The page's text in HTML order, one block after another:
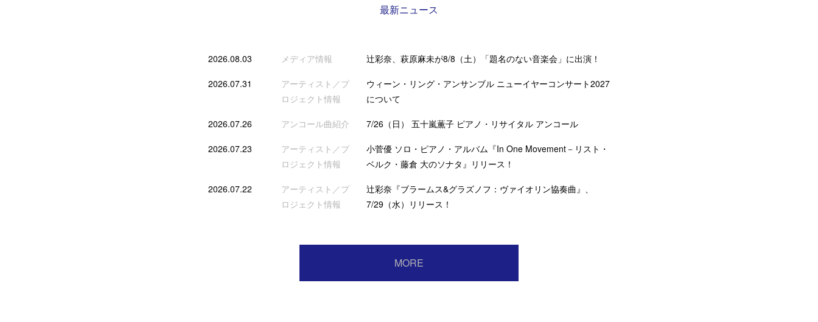
最新ニュース
2026.08.03 メディア情報 辻彩奈、萩原麻未が8/8（土）「題名のない音楽会」に出演！
2026.07.31
アーティスト／プ
ロジェクト情報
ウィーン・リング・アンサンブル ニューイヤーコンサート2027
について
2026.07.26 アンコール曲紹介 7/26（日） 五十嵐薫子 ピアノ・リサイタル アンコール
2026.07.23
アーティスト／プ
ロジェクト情報
小菅優 ソロ・ピアノ・アルバム『In One Movement－リスト・
ベルク・藤倉 大のソナタ』リリース！
2026.07.22
アーティスト／プ
ロジェクト情報
辻彩奈『ブラームス&グラズノフ：ヴァイオリン協奏曲』、
7/29（水）リリース！
MORE